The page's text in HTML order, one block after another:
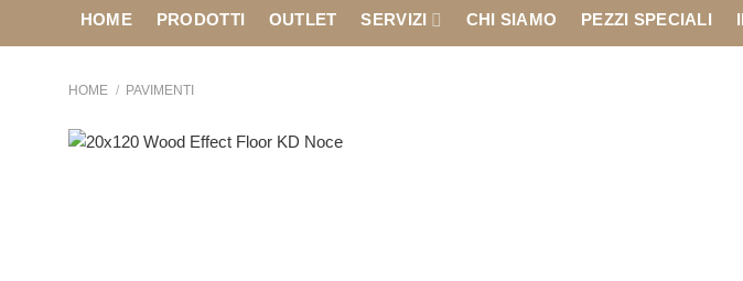
HOME PRODOTTI OUTLET SERVIZI CHI SIAMO PEZZI SPECIALI
HOME / PAVIMENTI